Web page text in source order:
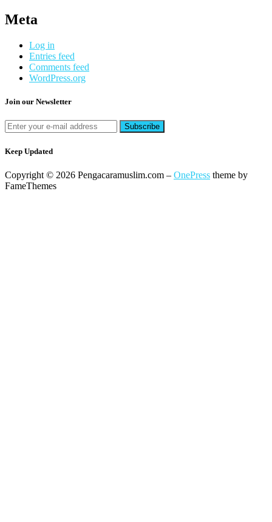
Meta
Log in
Entries feed
Comments feed
WordPress.org
Join our Newsletter
Keep Updated
Copyright © 2026 Pengacaramuslim.com – OnePress theme by
FameThemes